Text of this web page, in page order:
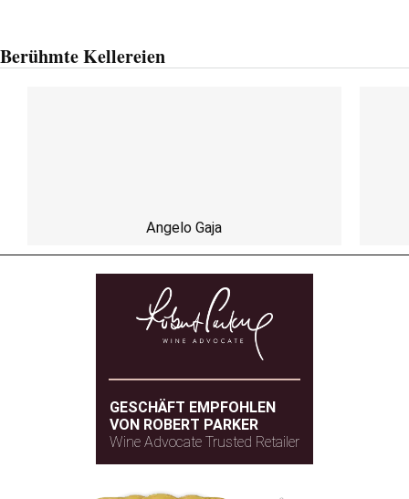
Berühmte Kellereien
Angelo Gaja
GESCHÄFT EMPFOHLEN
VON ROBERT PARKER
Wine Advocate Trusted Retailer